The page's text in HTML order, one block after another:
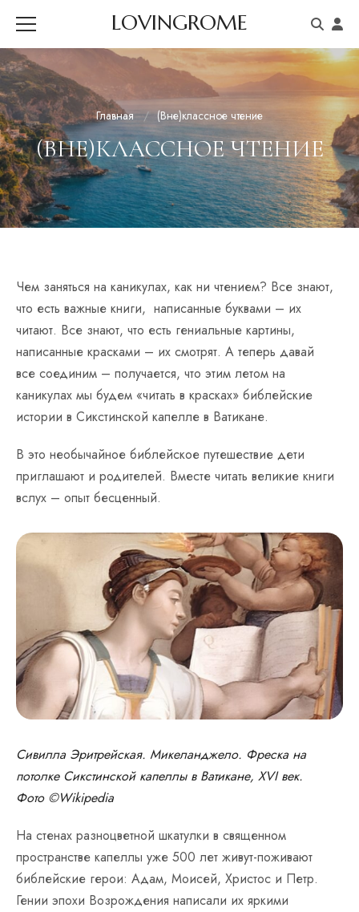
LOVINGROME
Главная (Вне)классное чтение
(ВНЕ)КЛАССНОЕ ЧТЕНИЕ
Чем заняться на каникулах, как ни чтением? Все знают,
что есть важные книги, написанные буквами – их
читают. Все знают, что есть гениальные картины,
написанные красками – их смотрят. А теперь давай
все соединим – получается, что этим летом на
каникулах мы будем «читать в красках» библейские
истории в Сикстинской капелле в Ватикане.
В это необычайное библейское путешествие дети
приглашают и родителей. Вместе читать великие книги
вслух – опыт бесценный.
Сивилла Эритрейская. Микеланджело. Фреска на
потолке Сикстинской капеллы в Ватикане, XVI век.
Фото ©Wikipedia
На стенах разноцветной шкатулки в священном
пространстве капеллы уже 500 лет живут-поживают
библейские герои: Адам, Моисей, Христос и Петр.
Гении эпохи Возрождения написали их яркими